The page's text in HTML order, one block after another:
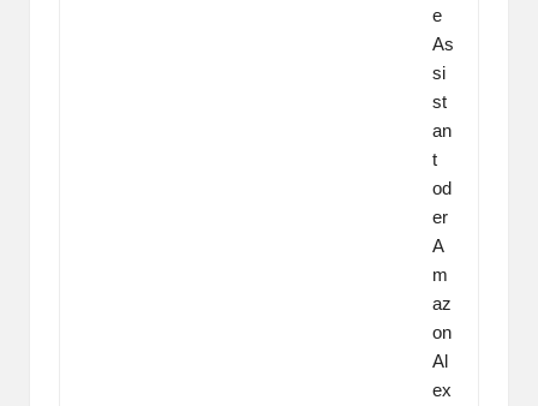
e
As
si
st
an
t
od
er
A
m
az
on
Al
ex